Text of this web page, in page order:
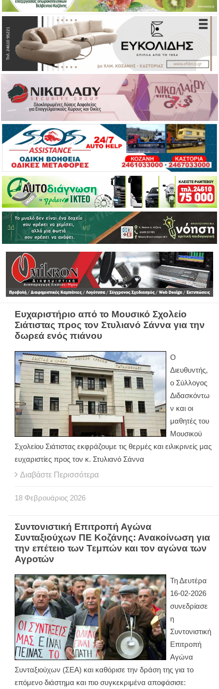
Ευχαριστήριο από το Μουσικό Σχολείο
Σιάτιστας προς τον Στυλιανό Σάννα για την
δωρεά ενός πιάνου
Ο
Διευθυντής,
ο Σύλλογος
Διδασκόντω
ν και οι
μαθητές του
Μουσικού
Σχολείου Σιάτιστας εκφράζουμε τις θερμές και ειλικρινείς μας
ευχαριστίες προς τον κ. Στυλιανό Σάννα
Διαβάστε Περισσότερα
18 Φεβρουάριος 2026
Συντονιστική Επιτροπή Αγώνα
Συνταξιούχων ΠΕ Κοζάνης: Ανακοίνωση για
την επέτειο των Τεμπών και τον αγώνα των
Αγροτών
Τη Δευτέρα
16-02-2026
συνεδρίασε
η
Συντονιστική
Επιτροπή
Αγώνα
Συνταξιούχων (ΣΕΑ) και καθόρισε την δράση της για το
επόμενο διάστημα και πιο συγκεκριμένα αποφάσισε: